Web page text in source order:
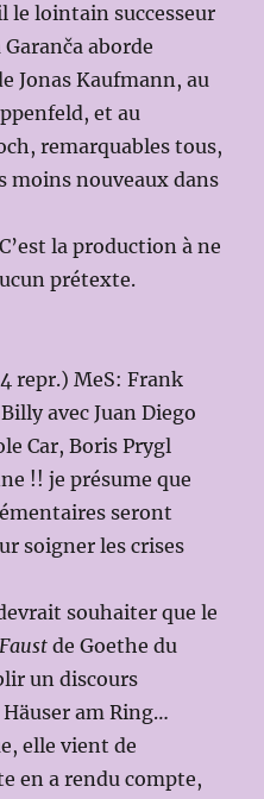
lointain successeur
aborde
Jonas Kaufmann, au
et au
remarquables tous,
moins nouveaux dans
la production à ne
prétexte.
repr.) MeS: Frank
avec Juan Diego
Car, Boris Prygl
!! je présume que
seront
soigner les crises
souhaiter que le
Faust de Goethe du
un discours
am Ring…
elle vient de
en a rendu compte,